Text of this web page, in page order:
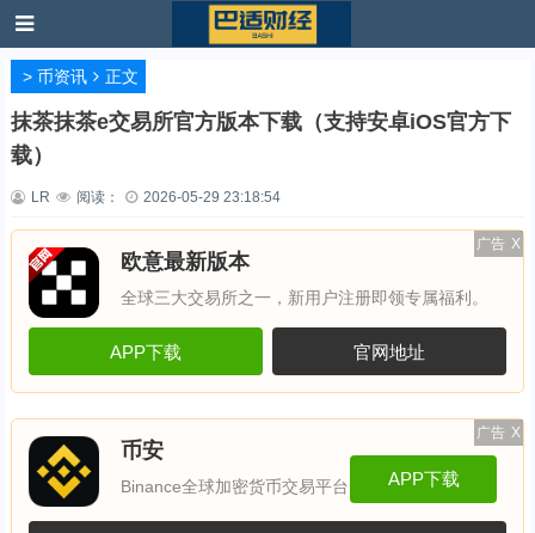
> 币资讯 正文
抹茶抹茶e交易所官方版本下载（支持安卓iOS官方下
载）
LR 阅读： 2026-05-29 23:18:54
广告 X
欧意最新版本
全球三大交易所之一，新用户注册即领专属福利。
APP下载 官网地址
广告 X
币安
Binance全球加密货币交易平台 APP下载